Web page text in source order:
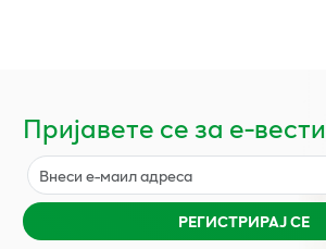
Пријавете се за е-вести
РЕГИСТРИРАЈ СЕ